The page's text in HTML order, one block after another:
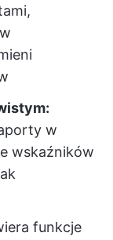
w
wskaźników
funkcje